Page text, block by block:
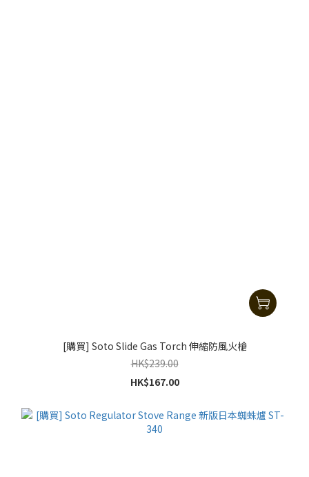
[購買] Soto Slide Gas Torch 伸縮防風火槍
HK$239.00
HK$167.00